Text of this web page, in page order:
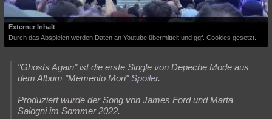
Externer Inhalt
Durch das Abspielen werden Daten an Youtube übermittelt und ggf. Cookies gesetzt.
"Ghosts Again" ist die erste Single von Depeche Mode aus
dem Album "Memento Mori"Spoiler.
Produziert wurde der Song von James Ford und Marta
Salogni im Sommer 2022.